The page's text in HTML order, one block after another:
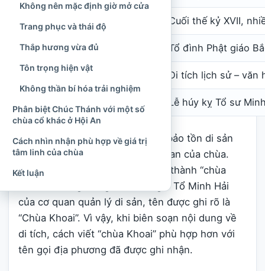
Niên đại Cuối thế kỷ XVII,
Tính chất Tổ đình Phật giáo
Xếp hạng Di tích lịch sử – văn
Lễ húy kỵ Tổ sư
Tên “chùa Khoai” được cơ quan bảo tồn di sản
Hội An ghi nhận là tên gọi dân gian của chùa.
Một số bài giới thiệu du lịch viết thành “chùa
Khoái”, nhưng trong tư liệu lễ giỗ Tổ Minh Hải
của cơ quan quản lý di sản, tên được ghi rõ là
“Chùa Khoai”. Vì vậy, khi biên soạn nội dung về
di tích, cách viết “chùa Khoai” phù hợp hơn với
tên gọi địa phương đã được ghi nhận.
Không nên mặc định giờ mở cửa
Trang phục và thái độ
Thắp hương vừa đủ
Tôn trọng hiện vật
Không thần bí hóa trải nghiệm
Phân biệt Chúc Thánh với một số
chùa cổ khác ở Hội An
Cách nhìn nhận phù hợp về giá trị
tâm linh của chùa
Kết luận